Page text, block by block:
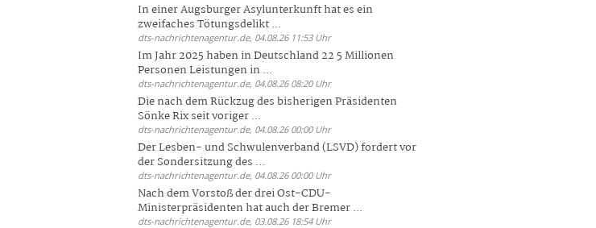
In einer Augsburger Asylunterkunft hat es ein
zweifaches Tötungsdelikt ...
dts-nachrichtenagentur.de, 04.08.26 11:53 Uhr
Im Jahr 2025 haben in Deutschland 22 5 Millionen
Personen Leistungen in ...
dts-nachrichtenagentur.de, 04.08.26 08:20 Uhr
Die nach dem Rückzug des bisherigen Präsidenten
Sönke Rix seit voriger ...
dts-nachrichtenagentur.de, 04.08.26 00:00 Uhr
Der Lesben- und Schwulenverband (LSVD) fordert vor
der Sondersitzung des ...
dts-nachrichtenagentur.de, 04.08.26 00:00 Uhr
Nach dem Vorstoß der drei Ost-CDU-
Ministerpräsidenten hat auch der Bremer ...
dts-nachrichtenagentur.de, 03.08.26 18:54 Uhr